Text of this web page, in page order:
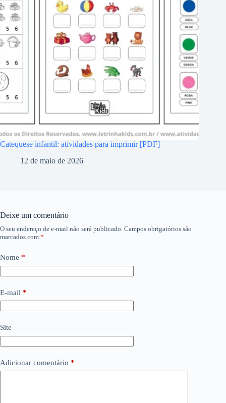
Catequese infantil: atividades para imprimir [PDF]
12 de maio de 2026
Deixe um comentário
O seu endereço de e-mail não será publicado. Campos obrigatórios são
marcados com *
Nome *
E-mail *
Site
Adicionar comentário *